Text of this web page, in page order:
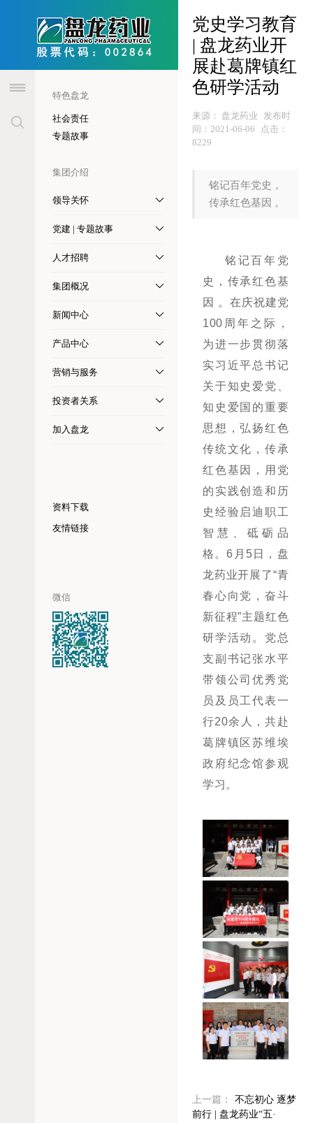
特色盘龙
社会责任
专题故事
集团介绍
领导关怀
党建 | 专题故事
人才招聘
集团概况
新闻中心
产品中心
营销与服务
投资者关系
加入盘龙
资料下载
友情链接
微信
党史学习教育
| 盘龙药业开
展赴葛牌镇红
色研学活动
来源： 盘龙药业 发布时
间： 2021-06-06
点击：
8229
铭记百年党史，
传承红色基因 。
铭记百年党
史，传承红色基
因 。在庆祝建党
100周年之际，
为进一步贯彻落
实习近平总书记
关于知史爱党、
知史爱国的重要
思想，弘扬红色
传统文化，传承
红色基因，用党
的实践创造和历
史经验启迪职工
智慧、砥砺品
格。6月5日，盘
龙药业开展了“青
春心向党，奋斗
新征程”主题红色
研学活动。党总
支副书记张水平
带领公司优秀党
员及员工代表一
行20余人，共赴
葛牌镇区苏维埃
政府纪念馆参观
学习。
上一篇：
不忘初心 逐梦
前行 | 盘龙药业“五·